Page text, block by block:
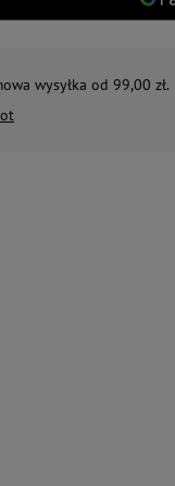
wysyłka od 99,00 zł.